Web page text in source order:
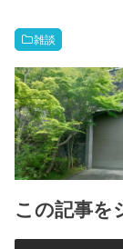
雑談
この記事を